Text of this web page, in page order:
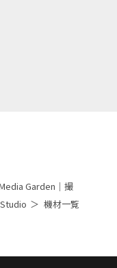
Garden｜撮
機材一覧